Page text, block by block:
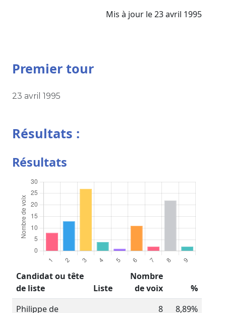
Mis à jour le 23 avril 1995
Premier tour
23 avril 1995
Résultats :
Résultats
Candidat ou tête
de liste
Liste
Nombre
de voix
%
Philippe de
8 8,89%